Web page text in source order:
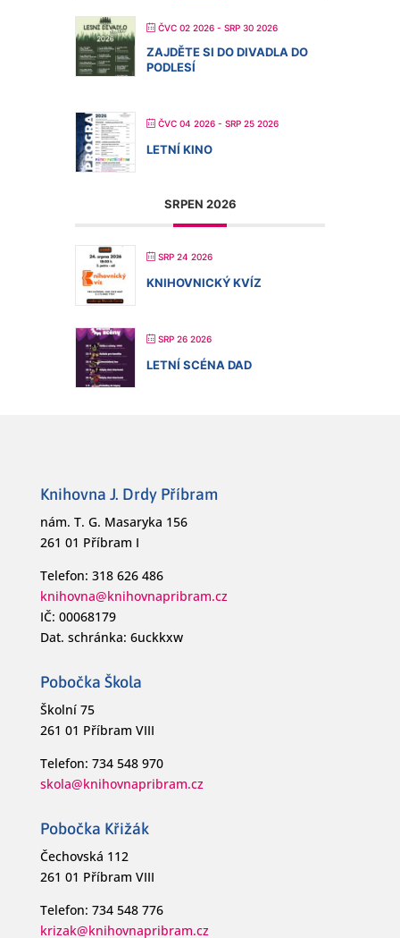
ČVC 02 2026 - SRP 30 2026
ZAJDĚTE SI DO DIVADLA DO
PODLESÍ
ČVC 04 2026 - SRP 25 2026
LETNÍ KINO
SRPEN 2026
SRP 24 2026
KNIHOVNICKÝ KVÍZ
SRP 26 2026
LETNÍ SCÉNA DAD
Knihovna J. Drdy Příbram
nám. T. G. Masaryka 156
261 01 Příbram I
Telefon: 318 626 486
knihovna@knihovnapribram.cz
IČ: 00068179
Dat. schránka: 6uckkxw
Pobočka Škola
Školní 75
261 01 Příbram VIII
Telefon: 734 548 970
skola@knihovnapribram.cz
Pobočka Křižák
Čechovská 112
261 01 Příbram VIII
Telefon: 734 548 776
krizak@knihovnapribram.cz